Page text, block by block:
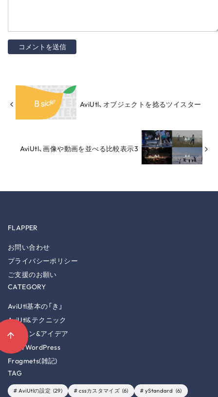
AviUtl、オブジェクトを捻るツイスター
AviUtl、画像や動画を並べる比較表示3
FLAPPER
お問い合わせ
プライバシーポリシー
ご支援のお願い
CATEGORY
AviUtl基本の「き」
AviUtl&テクニック
デザイン&アイデア
Web/WordPress
Fragmets(雑記)
TAG
AviUtlの設定 (29) cssカスタマイズ (6) yStandard (6)